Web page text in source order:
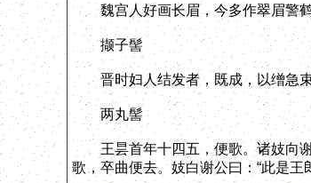
魏宫人好画长眉，今多作翠眉警鹤
撷子髻
晋时妇人结发者，既成，以缯急束
两丸髻
王昙首年十四五，便歌。诸妓向谢
歌，卒曲便去。妓白谢公曰：“此是王